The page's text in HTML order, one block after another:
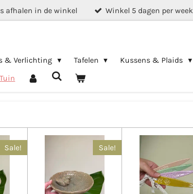
afhalen in de winkel Winkel 5 dagen per
& Verlichting Tafelen
Kussens & Plaids
Tuin
Sale! Sale!